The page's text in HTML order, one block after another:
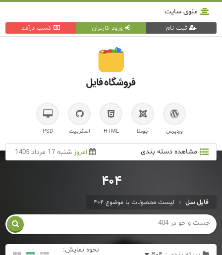
منوی سایت
کسب درآمد ورود کاربران ثبت نام
وردپرس جوملا HTML اسکریپت PSD
مشاهده دسته بندی امروز شنبه 17 مرداد 1405
۴۰۴
فایل سل » لیست محصولات با موضوع ۴۰۴

نحوه نمایش: